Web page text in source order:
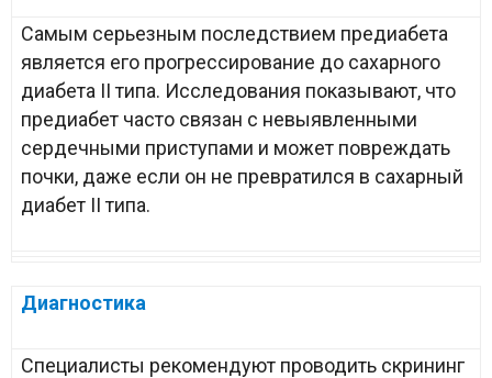
Самым серьезным последствием предиабета
является его прогрессирование до сахарного
диабета II типа. Исследования показывают, что
предиабет часто связан с невыявленными
сердечными приступами и может повреждать
почки, даже если он не превратился в сахарный
диабет II типа.
Диагностика
Специалисты рекомендуют проводить скрининг